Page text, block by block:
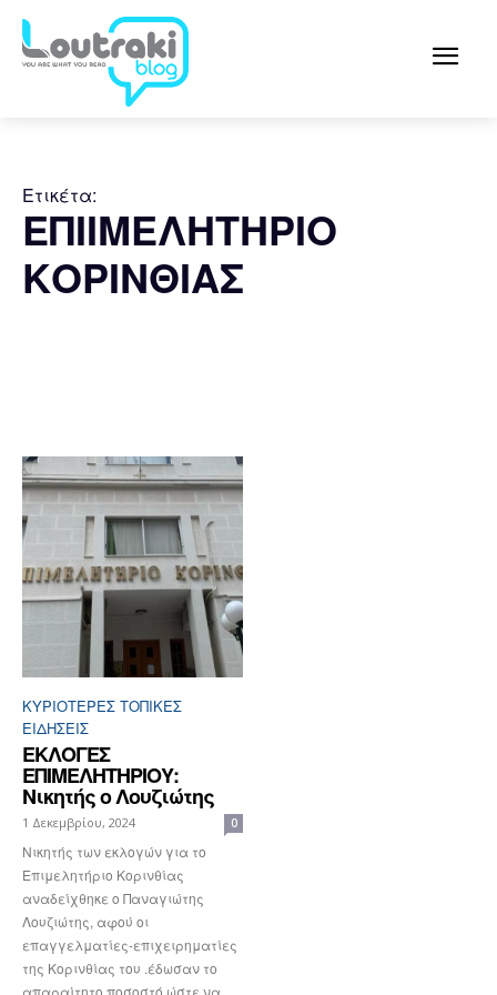
Ετικέτα:
ΕΠΙΙΜΕΛΗΤΗΡΙΟ
ΚΟΡΙΝΘΙΑΣ
ΚΥΡΙΌΤΕΡΕΣ ΤΟΠΙΚΈΣ
ΕΙΔΉΣΕΙΣ
EΚΛΟΓΕΣ
ΕΠΙΜΕΛΗΤΗΡΙΟΥ:
Nικητής ο Λουζιώτης
1 Δεκεμβρίου, 2024 0
Νικητής των εκλογών για το
Επιμελητήριο Κορινθίας
αναδείχθηκε ο Παναγιώτης
Λουζιώτης, αφού οι
επαγγελματίες-επιχειρηματίες
της Κορινθίας του .έδωσαν το
απαραίτητο ποσοστό ώστε να